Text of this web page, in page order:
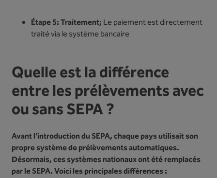
Étape 5: Traitement; Le paiement est directement
traité via le système bancaire
Quelle est la différence
entre les prélèvements avec
ou sans SEPA ?
Avant l'introduction du SEPA, chaque pays utilisait son
propre système de prélèvements automatiques.
Désormais, ces systèmes nationaux ont été remplacés
par le SEPA. Voici les principales différences :